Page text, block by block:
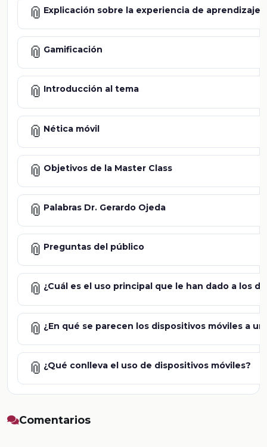
📎 Explicación sobre la experiencia de aprendizaje
📎 Gamificación
📎 Introducción al tema
📎 Nética móvil
📎 Objetivos de la Master Class
📎 Palabras Dr. Gerardo Ojeda
📎 Preguntas del público
📎 ¿Cuál es el uso principal que le han dado a los
📎 ¿En qué se parecen los dispositivos móviles a
📎 ¿Qué conlleva el uso de dispositivos móviles?
Comentarios